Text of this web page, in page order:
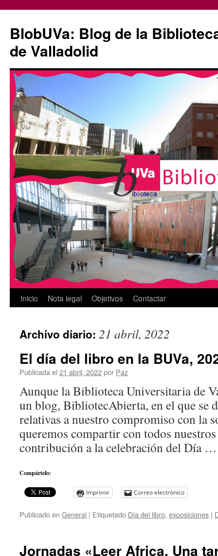
contenido
BlobUVa: Blog de la
de Valladolid
Inicio Nota legal Objetivos Contactar
Archivo diario: 21 abril, 2022
El día del libro en la BUVa,
Publicada el 21 abril, 2022por Paz
Aunque la Biblioteca Universitaria de
un blog, BibliotecAbierta, en el que se
relativas a nuestro compromiso con la
queremos compartir con todos
contribución a la celebración del Día
Compártelo:
Imprimir Correo electrónico
Publicado en General | Etiquetado Día del libro, exposiciones |
Jornadas «Leer Africa. Una